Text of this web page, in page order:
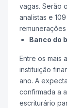
vagas. Serão
analistas e
Banco do
Entre os mais
instituição
ano. A
confirmada a
escriturário